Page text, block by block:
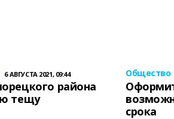
6 АВГУСТА 2021, 09:44
района
тещу
Общество
срока